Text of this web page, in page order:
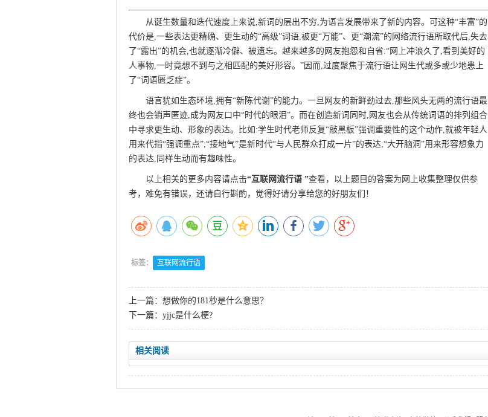
从诞生数量和迭代速度上来说,新词的层出不穷,为语言发展带来了新的内容。可这种“丰富”的
代价是,一些表达更精确、更生动的“高级”词语,被更“万能”、更“潮流”的网络流行语所取代后,失去
了“露出”的机会,也就逐渐冷僻、被遗忘。越来越多的网友抱怨和自省:“网上冲浪久了,看到美好的
人事物,一时竟想不到与之相匹配的美好形容。”因而,过度聚焦于流行语让网生代或多或少地患上
了“词语匮乏症”。
语言犹如生态环境,拥有“新陈代谢”的能力。一旦网友的新鲜劲过去,那些风头无两的流行语最
终也会销声匿迹,成为网友口中“时代的眼泪”。而在创造新词同时,网友也会从传统词语的排列组合
中寻求更生动、形象的表达。比如:学生时代老师反复“敲黑板”强调重要性的这个动作,就被年轻人
用来代指“强调重点”;“接地气”是新时代“与人民群众打成一片”的表达;“大开脑洞”用来形容想象力
的表达,同样生动而有趣味性。
以上相关的更多内容请点击“互联网流行语 ”查看，以上题目的答案为网上收集整理仅供参
考，难免有错误，还请自行斟酌，觉得好请分享给您的好朋友们！
标签： 互联网流行语
上一篇： 想做你的181秒是什么意思？
下一篇： yjjc是什么梗?
相关阅读